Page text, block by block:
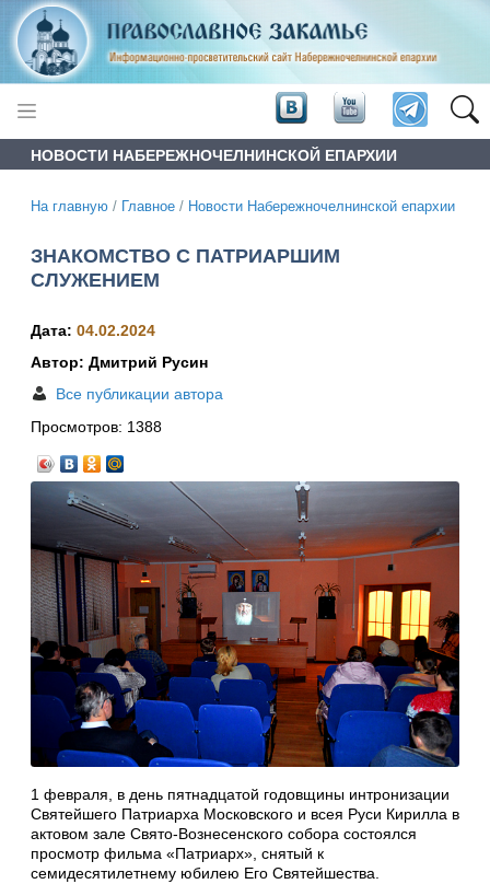
НОВОСТИ НАБЕРЕЖНОЧЕЛНИНСКОЙ ЕПАРХИИ
На главную / Главное / Новости Набережночелнинской епархии
ЗНАКОМСТВО С ПАТРИАРШИМ
СЛУЖЕНИЕМ
Дата: 04.02.2024
Автор: Дмитрий Русин
Все публикации автора
Просмотров: 1388
1 февраля, в день пятнадцатой годовщины интронизации
Святейшего Патриарха Московского и всея Руси Кирилла в
актовом зале Свято-Вознесенского собора состоялся
просмотр фильма «Патриарх», снятый к
семидесятилетнему юбилею Его Святейшества.